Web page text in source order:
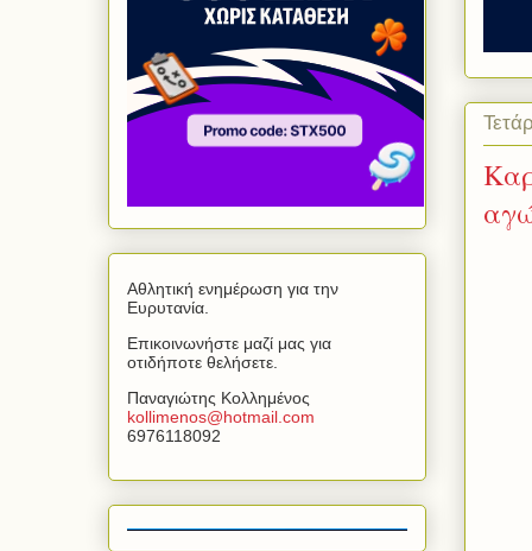
Αθλητική ενημέρωση για την
Ευρυτανία.
Επικοινωνήστε μαζί μας για
οτιδήποτε θελήσετε.
Παναγιώτης Κολλημένος
kollimenos@hotmail com
6976118092